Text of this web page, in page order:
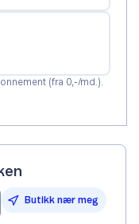
(fra 0,-/md.).
Butikk nær meg